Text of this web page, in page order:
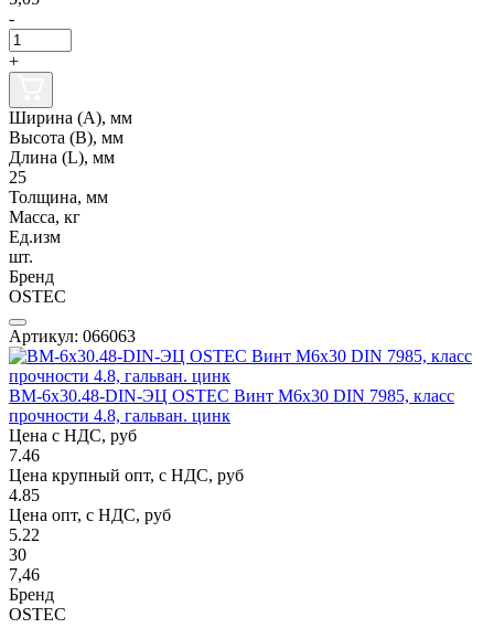
-
+
Ширина (А), мм
Высота (В), мм
Длина (L), мм
25
Толщина, мм
Масса, кг
Ед.изм
шт.
Бренд
OSTEC
Артикул: 066063
ВМ-6х30.48-DIN-ЭЦ OSTEC Винт М6х30 DIN 7985, класс
прочности 4.8, гальван. цинк
Цена с НДС, руб
7.46
Цена крупный опт, с НДС, руб
4.85
Цена опт, с НДС, руб
5.22
30
7,46
Бренд
OSTEC